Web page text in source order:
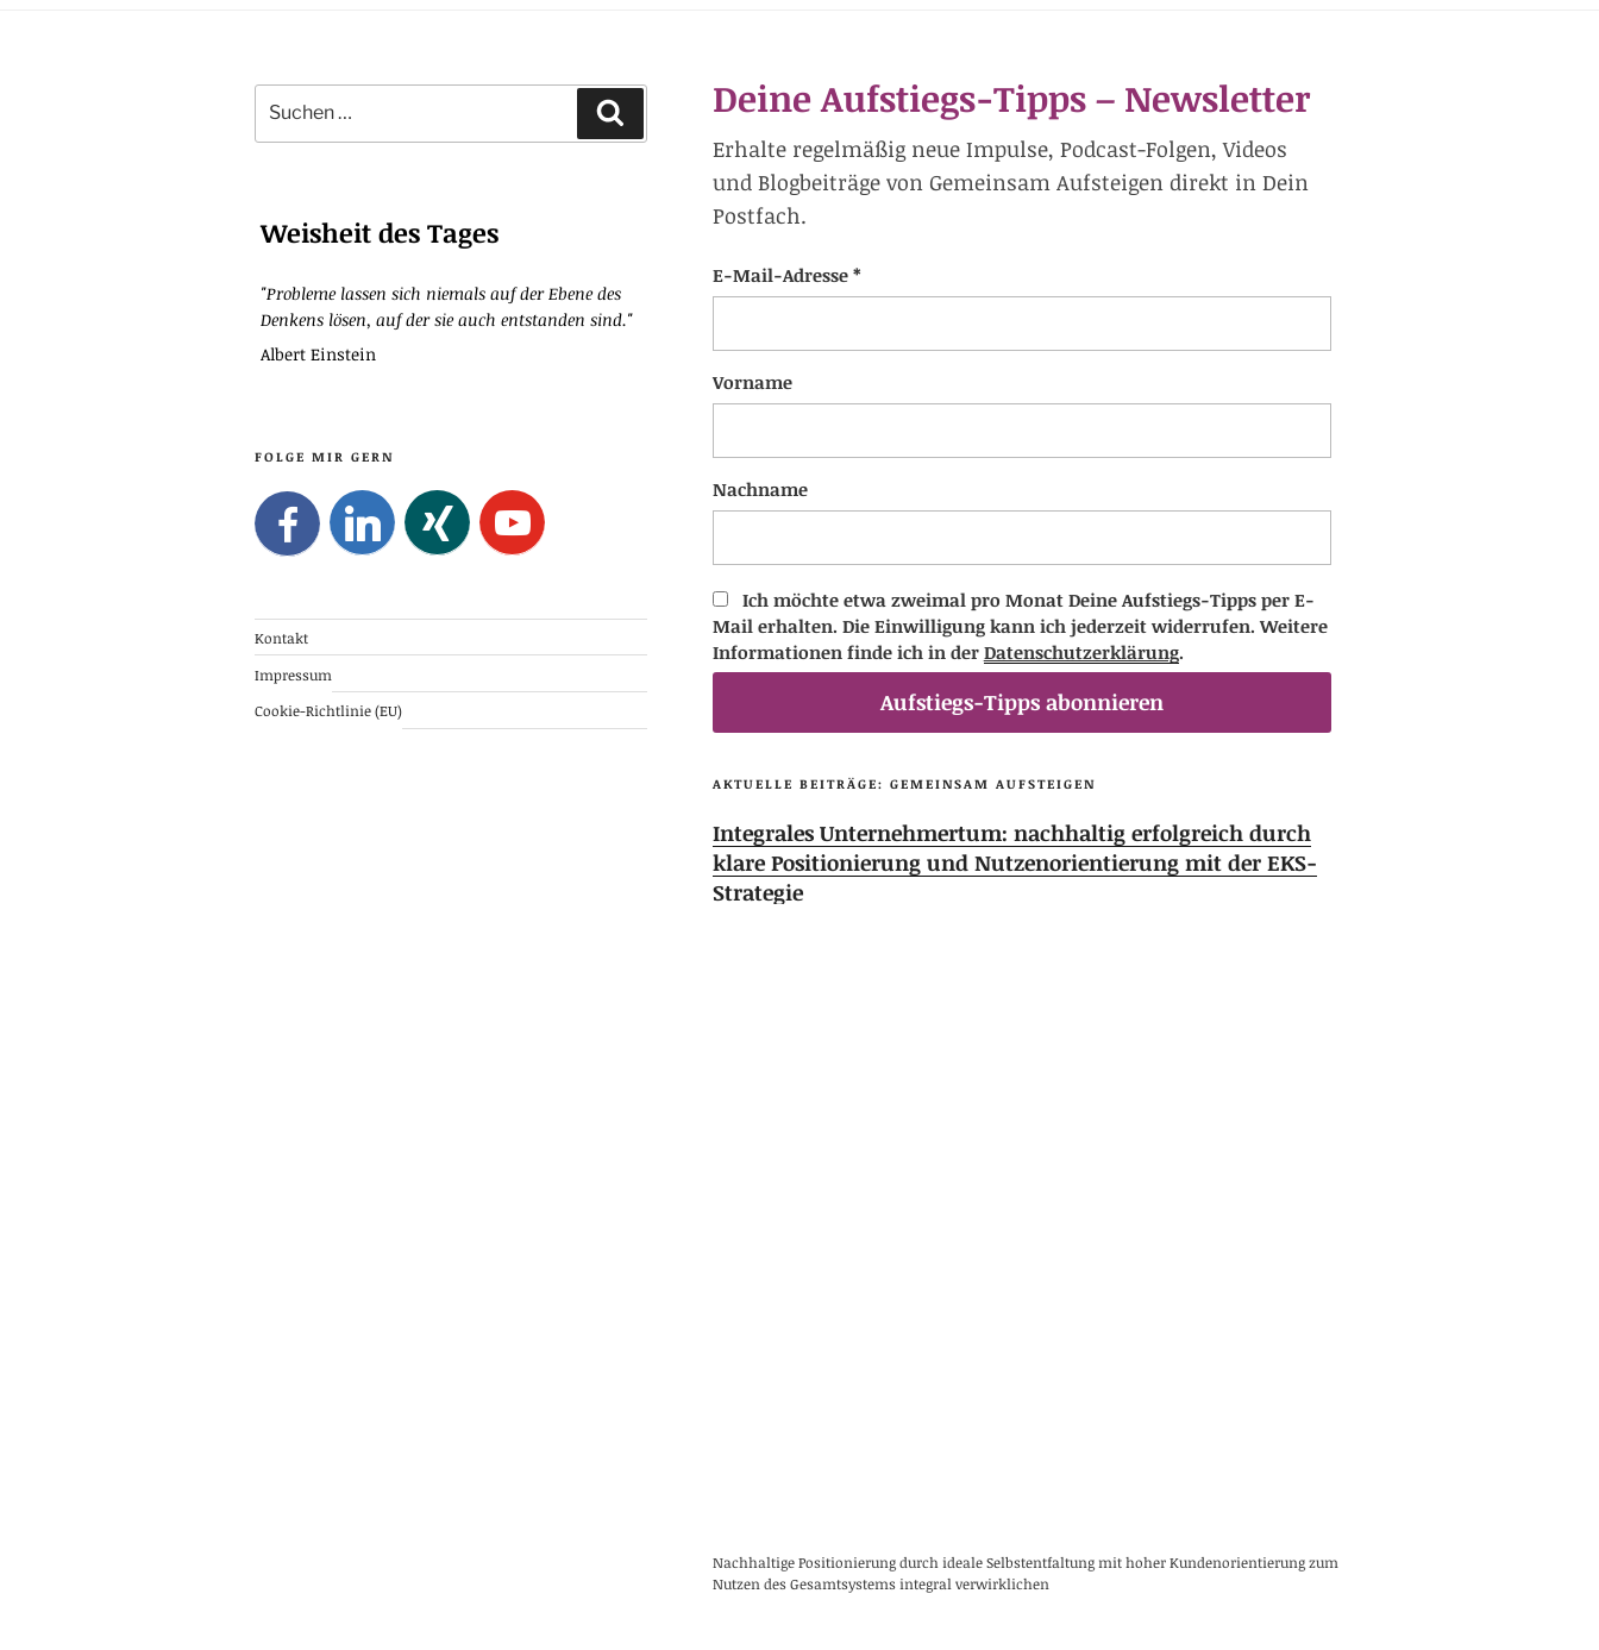
nach:
Weisheit des Tages
"Probleme lassen sich niemals auf der Ebene des
Denkens lösen, auf der sie auch entstanden sind."
Albert Einstein
FOLGE MIR GERN
Kontakt
Impressum
Cookie-Richtlinie (EU)
Deine Aufstiegs-Tipps – Newsletter
Erhalte regelmäßig neue Impulse, Podcast-Folgen, Videos
und Blogbeiträge von Gemeinsam Aufsteigen direkt in Dein
Postfach.
E-Mail-Adresse *
Vorname
Nachname
Ich möchte etwa zweimal pro Monat Deine Aufstiegs-Tipps per E-
Mail erhalten. Die Einwilligung kann ich jederzeit widerrufen. Weitere
Informationen finde ich in der Datenschutzerklärung.
Aufstiegs-Tipps abonnieren
AKTUELLE BEITRÄGE: GEMEINSAM AUFSTEIGEN
Integrales Unternehmertum: nachhaltig erfolgreich durch
klare Positionierung und Nutzenorientierung mit der EKS-
Strategie
Nachhaltige Positionierung durch ideale Selbstentfaltung mit hoher Kundenorientierung zum
Nutzen des Gesamtsystems integral verwirklichen